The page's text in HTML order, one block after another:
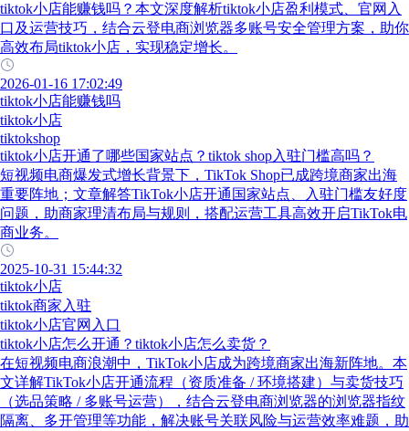
tiktok小店能赚钱吗？本文深度解析tiktok小店盈利模式、官网入
口及运营技巧，结合云登电商浏览器多账号安全管理方案，助你
高效布局tiktok小店，实现稳定增长。
2026-01-16 17:02:49
tiktok小店能赚钱吗
tiktok小店
tiktokshop
tiktok小店开通了哪些国家站点？tiktok shop入驻门槛高吗？
短视频电商爆发式增长背景下，TikTok Shop已成跨境商家出海
重要阵地；文章解答TikTok小店开通国家站点、入驻门槛友好度
问题，助商家理清布局与规则，搭配运营工具高效开启TikTok电
商业务。
2025-10-31 15:44:32
tiktok小店
tiktok商家入驻
tiktok小店官网入口
tiktok小店怎么开通？tiktok小店怎么卖货？
在短视频电商浪潮中，TikTok小店成为跨境商家出海新阵地。本
文详解TikTok小店开通流程（资质准备 / 环境搭建）与卖货技巧
（选品策略 / 多账号运营），结合云登电商浏览器的浏览器指纹
隔离、多开管理等功能，解决账号关联风险与运营效率难题，助